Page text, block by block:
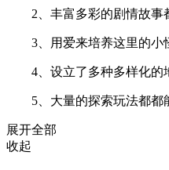
2、丰富多彩的剧情故事
3、用爱来培养这里的小
4、设立了多种多样化的
5、大量的探索玩法都都
展开全部
收起